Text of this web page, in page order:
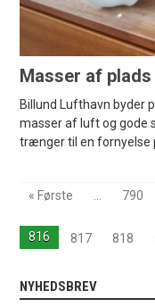
Masser af
Billund Lufthavn byder
masser af luft og gode
trænger til en fornyelse
« Første 790
816
817 818
NYHEDSBREV